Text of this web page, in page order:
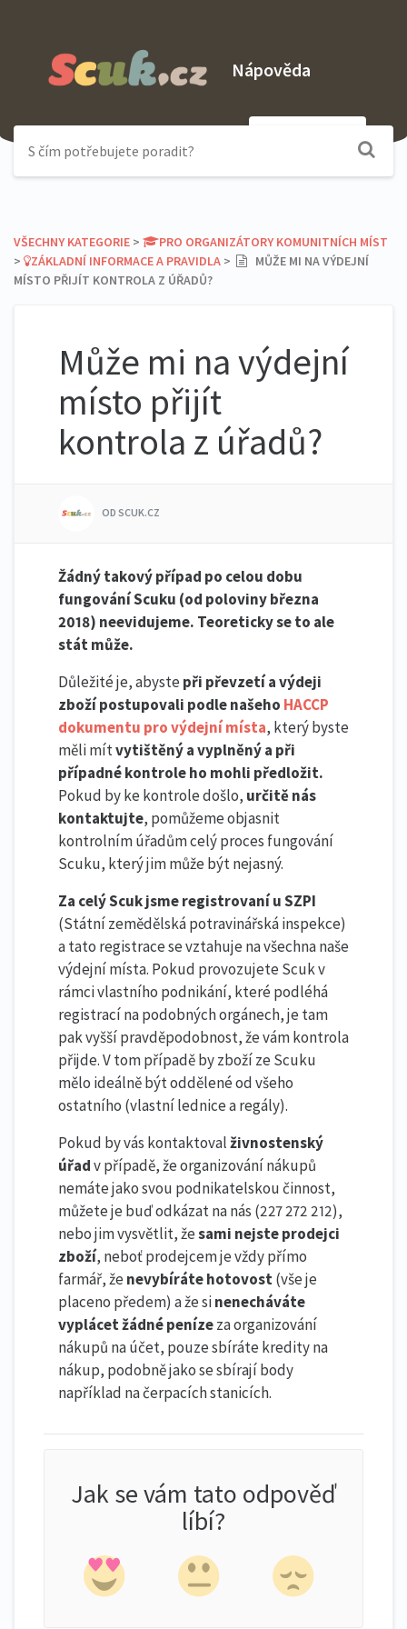
Nápověda
VŠECHNY KATEGORIE ​ > ​ ​PRO ORGANIZÁTORY KOMUNITNÍCH MÍST
> ​
​ZÁKLADNÍ INFORMACE A PRAVIDLA ​ > ​
MŮŽE MI NA VÝDEJNÍ
MÍSTO PŘIJÍT KONTROLA Z ÚŘADŮ?
Může mi na výdejní
místo přijít
kontrola z úřadů?
OD SCUK.CZ
Žádný takový případ po celou dobu
fungování Scuku (od poloviny března
2018) neevidujeme. Teoreticky se to ale
stát může.
Důležité je, abyste při převzetí a výdeji
zboží postupovali podle našeho HACCP
dokumentu pro výdejní místa, který byste
měli mítvytištěný a vyplněný a při
případné kontrole ho mohli předložit.
Pokud by ke kontrole došlo, určitě nás
kontaktujte, pomůžeme objasnit
kontrolním úřadům celý proces fungování
Scuku, který jim může být nejasný.
Za celý Scuk jsme registrovaní u SZPI
(Státní zemědělská potravinářská inspekce)
a tato registrace se vztahuje na všechna naše
výdejní místa. Pokud provozujete Scuk v
rámci vlastního podnikání, které podléhá
registrací na podobných orgánech, je tam
pak vyšší pravděpodobnost, že vám kontrola
přijde. V tom případě by zboží ze Scuku
mělo ideálně být oddělené od všeho
ostatního (vlastní lednice a regály).
Pokud by vás kontaktovalživnostenský
úřadv případě, že organizování nákupů
nemáte jako svou podnikatelskou činnost,
můžete je buď odkázat na nás (227 272 212),
nebo jim vysvětlit, žesami nejste prodejci
zboží, neboť prodejcem je vždy přímo
farmář, že nevybíráte hotovost(vše je
placeno předem) a že sinenecháváte
vyplácet žádné penízeza organizování
nákupů na účet, pouze sbíráte kredity na
nákup, podobně jako se sbírají body
například na čerpacích stanicích.
Jak se vám tato odpověď
líbí?